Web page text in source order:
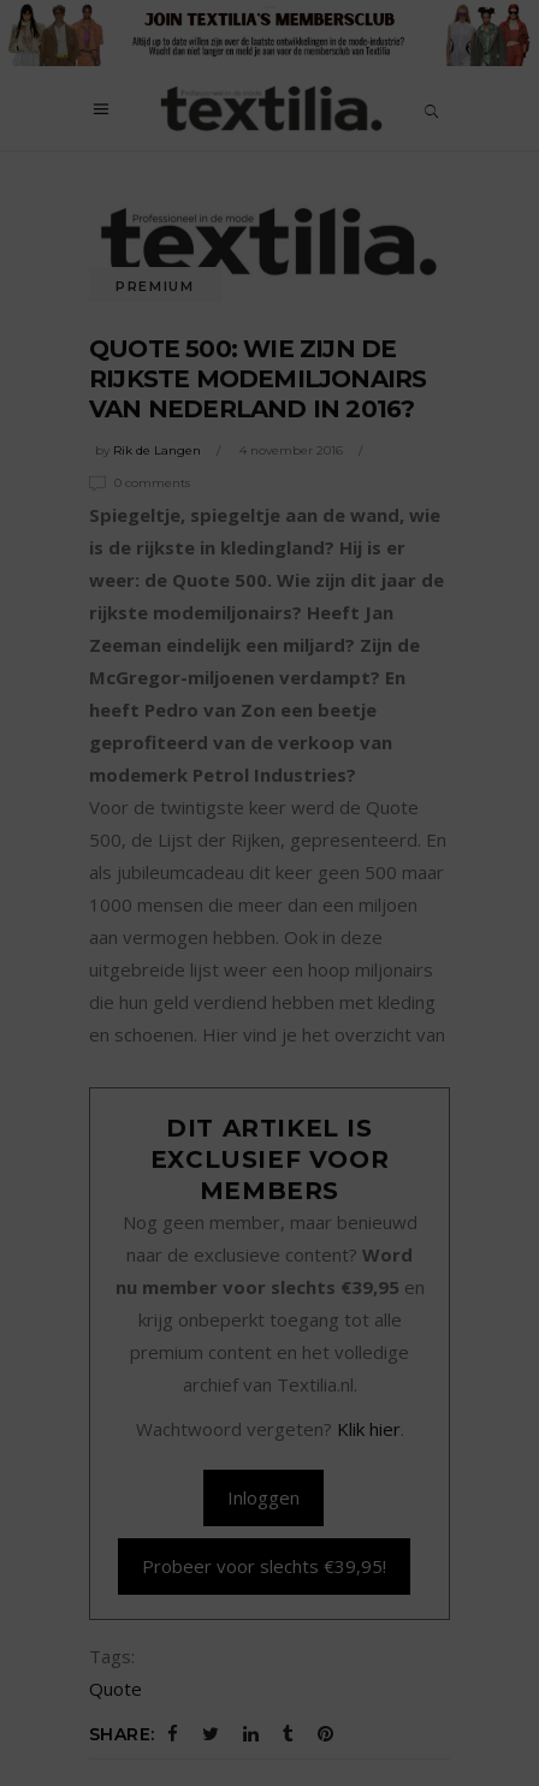
PREMIUM
QUOTE 500: WIE ZIJN DE
RIJKSTE MODEMILJONAIRS
VAN NEDERLAND IN 2016?
by Rik de Langen 4 november 2016
0 comments
Spiegeltje, spiegeltje aan de wand, wie
is de rijkste in kledingland? Hij is er
weer: de Quote 500. Wie zijn dit jaar de
rijkste modemiljonairs? Heeft Jan
Zeeman eindelijk een miljard? Zijn de
McGregor-miljoenen verdampt? En
heeft Pedro van Zon een beetje
geprofiteerd van de verkoop van
modemerk Petrol Industries?
Voor de twintigste keer werd de Quote
500, de Lijst der Rijken, gepresenteerd. En
als jubileumcadeau dit keer geen 500 maar
1000 mensen die meer dan een miljoen
aan vermogen hebben. Ook in deze
uitgebreide lijst weer een hoop miljonairs
die hun geld verdiend hebben met kleding
en schoenen. Hier vind je het overzicht van
DIT ARTIKEL IS
EXCLUSIEF VOOR
MEMBERS
Nog geen member, maar benieuwd
naar de exclusieve content? Word
nu member voor slechts €39,95 en
krijg onbeperkt toegang tot alle
premium content en het volledige
archief van Textilia.nl.
Wachtwoord vergeten? Klik hier.
Inloggen
Probeer voor slechts €39,95!
Tags:
Quote
SHARE: